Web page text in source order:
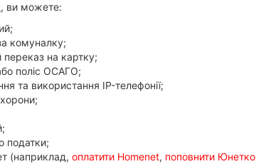
ви можете:
комуналку;
на картку;
поліс ОСАГО;
та використання IP-телефонії;
податки;
(наприклад, оплатити Homenet, поповнити Юнетко